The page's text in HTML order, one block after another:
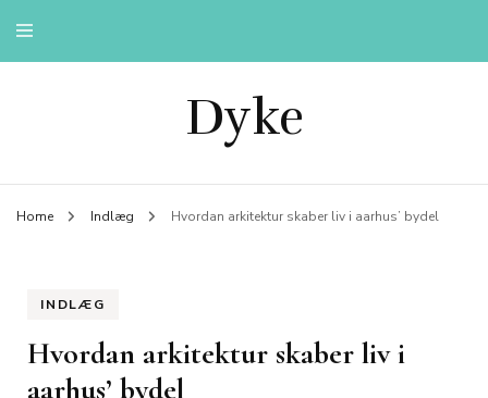
Dyke
Home Indlæg Hvordan arkitektur skaber liv i aarhus’ bydel
INDLÆG
Hvordan arkitektur skaber liv i
aarhus’ bydel